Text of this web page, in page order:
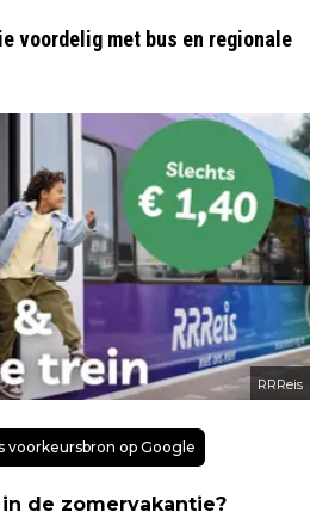
voordelig met bus en regionale
RRReis
voorkeursbron op Google
de zomervakantie?